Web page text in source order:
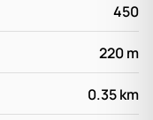
450
220m
0.35km